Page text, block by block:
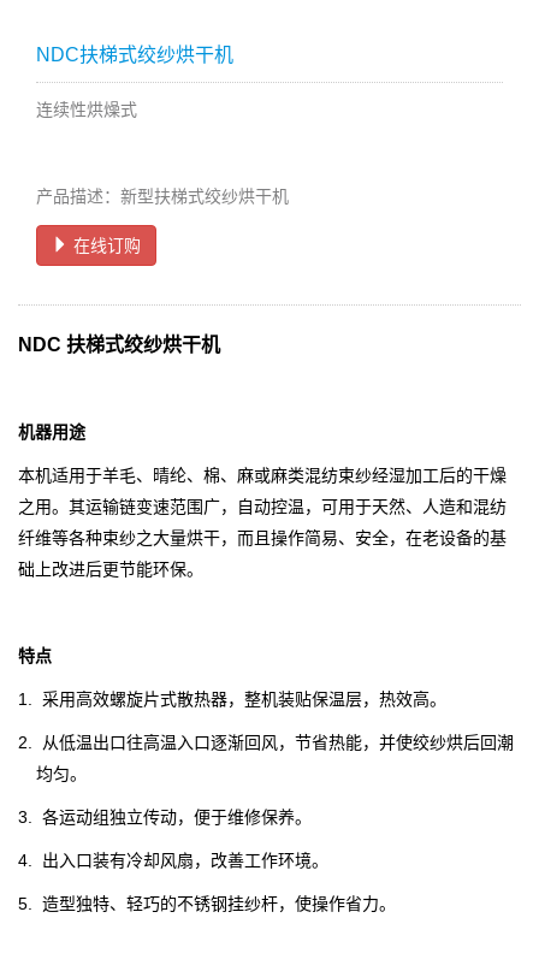
NDC扶梯式绞纱烘干机
连续性烘燥式
产品描述：新型扶梯式绞纱烘干机
在线订购
NDC 扶梯式绞纱烘干机
机器用途
本机适用于羊毛、晴纶、棉、麻或麻类混纺束纱经湿加工后的干燥
之用。其运输链变速范围广，自动控温，可用于天然、人造和混纺
纤维等各种束纱之大量烘干，而且操作简易、安全，在老设备的基
础上改进后更节能环保。
特点
1. 采用高效螺旋片式散热器，整机装贴保温层，热效高。
2. 从低温出口往高温入口逐渐回风，节省热能，并使绞纱烘后回潮
均匀。
3. 各运动组独立传动，便于维修保养。
4. 出入口装有冷却风扇，改善工作环境。
5. 造型独特、轻巧的不锈钢挂纱杆，使操作省力。